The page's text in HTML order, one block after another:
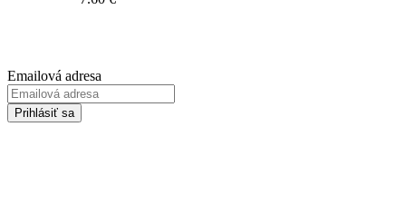
Emailová adresa
Prihlásiť sa